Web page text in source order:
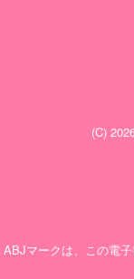
(C)
ABJマークは、この電